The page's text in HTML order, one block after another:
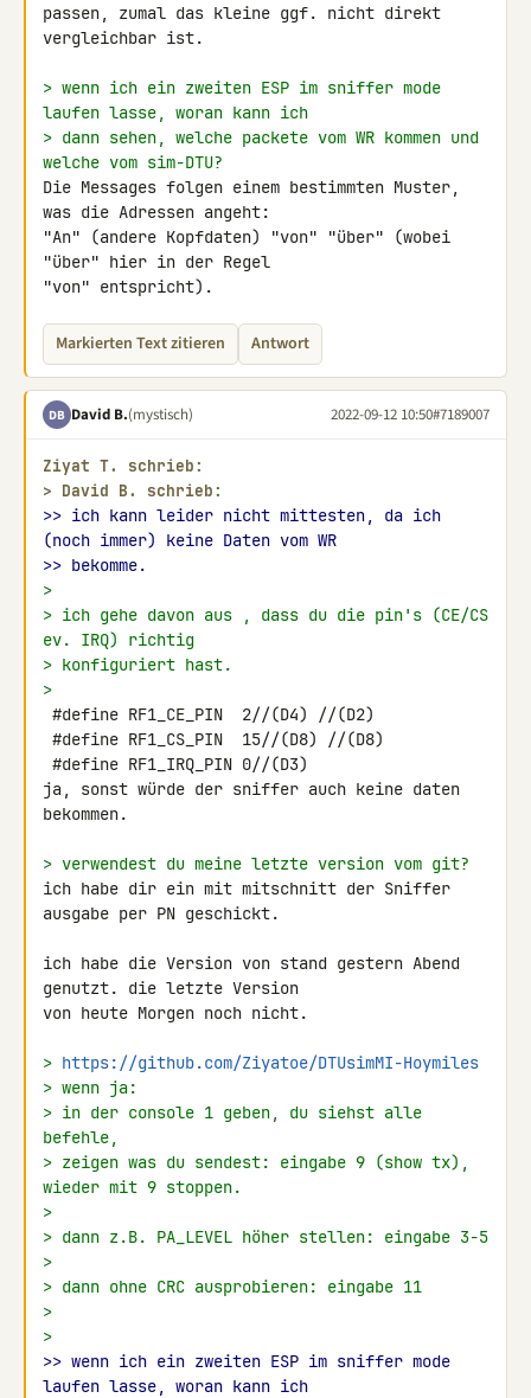
passen, zumal das kleine ggf. nicht direkt
vergleichbar ist.
> wenn ich ein zweiten ESP im sniffer mode
laufen lasse, woran kann ich
> dann sehen, welche packete vom WR kommen und
welche vom sim-DTU?
Die Messages folgen einem bestimmten Muster,
was die Adressen angeht:
"An" (andere Kopfdaten) "von" "über" (wobei
"über" hier in der Regel
"von" entspricht).
Markierten Text zitieren Antwort
DB David B.(mystisch) 2022-09-12 10:50#7189007
Ziyat T. schrieb:
> David B. schrieb:
>> ich kann leider nicht mittesten, da ich
(noch immer) keine Daten vom WR
>> bekomme.
>
> ich gehe davon aus , dass du die pin's (CE/CS
ev. IRQ) richtig
> konfiguriert hast.
>
ja, sonst würde der sniffer auch keine daten
bekommen.
> verwendest du meine letzte version vom git?
ich habe dir ein mit mitschnitt der Sniffer
ausgabe per PN geschickt.
ich habe die Version von stand gestern Abend
genutzt. die letzte Version
von heute Morgen noch nicht.
> https://github.com/Ziyatoe/DTUsimMI-Hoymiles
> wenn ja:
> in der console 1 geben, du siehst alle
befehle,
> zeigen was du sendest: eingabe 9 (show tx),
wieder mit 9 stoppen.
>
> dann z.B. PA_LEVEL höher stellen: eingabe 3-5
>
> dann ohne CRC ausprobieren: eingabe 11
>
>
>> wenn ich ein zweiten ESP im sniffer mode
laufen lasse, woran kann ich